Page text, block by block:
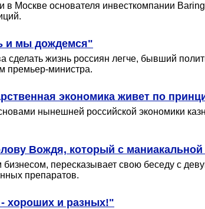
Москве основателя инвесткомпании
и мы дождемся"
сделать жизнь россиян легче, бывший
премьер-министра.
экономика живет по
нынешней российской экономики
Вождя, который с
пересказывает свою беседу с
препаратов.
хороших и разных!"